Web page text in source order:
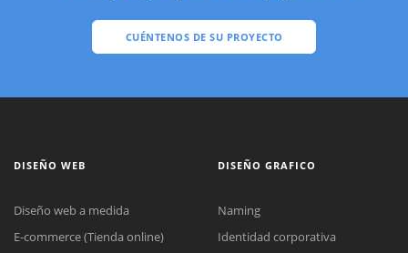
CUÉNTENOS DE SU PROYECTO
DISEÑO WEB
Diseño web a medida
E-commerce (Tienda online)
DISEÑO GRAFICO
Naming
Identidad corporativa